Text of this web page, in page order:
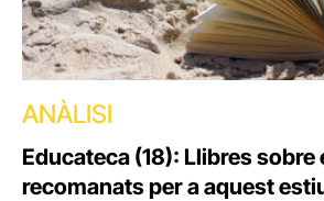
ANÀLISI
Educateca (18): Llibres sobre
recomanats per a aquest